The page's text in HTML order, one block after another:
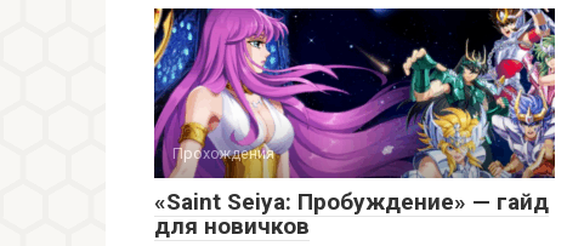
Прохождения
«Saint Seiya: Пробуждение» — гайд
для новичков